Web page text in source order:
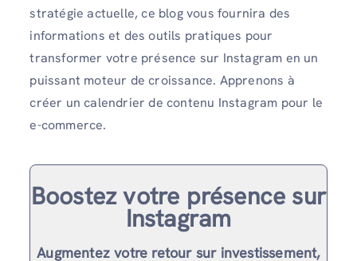
stratégie actuelle, ce blog vous fournira des
informations et des outils pratiques pour
transformer votre présence sur Instagram en un
puissant moteur de croissance. Apprenons à
créer un calendrier de contenu Instagram pour le
e-commerce.
Boostez votre présence sur
Instagram
Augmentez votre retour sur investissement,